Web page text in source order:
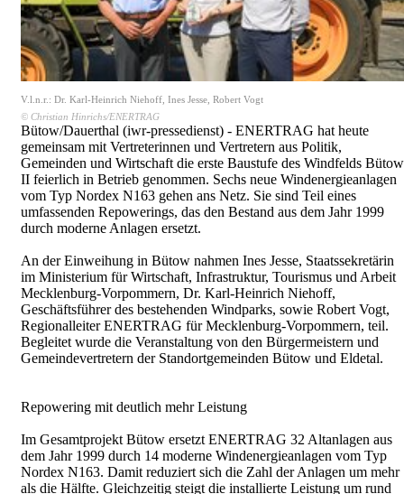
V.l.n.r.: Dr. Karl-Heinrich Niehoff, Ines Jesse, Robert Vogt
© Christian Hinrichs/ENERTRAG
Bütow/Dauerthal (iwr-pressedienst) - ENERTRAG hat heute
gemeinsam mit Vertreterinnen und Vertretern aus Politik,
Gemeinden und Wirtschaft die erste Baustufe des Windfelds Bütow
II feierlich in Betrieb genommen. Sechs neue Windenergieanlagen
vom Typ Nordex N163 gehen ans Netz. Sie sind Teil eines
umfassenden Repowerings, das den Bestand aus dem Jahr 1999
durch moderne Anlagen ersetzt.
An der Einweihung in Bütow nahmen Ines Jesse, Staatssekretärin
im Ministerium für Wirtschaft, Infrastruktur, Tourismus und Arbeit
Mecklenburg-Vorpommern, Dr. Karl-Heinrich Niehoff,
Geschäftsführer des bestehenden Windparks, sowie Robert Vogt,
Regionalleiter ENERTRAG für Mecklenburg-Vorpommern, teil.
Begleitet wurde die Veranstaltung von den Bürgermeistern und
Gemeindevertretern der Standortgemeinden Bütow und Eldetal.
Repowering mit deutlich mehr Leistung
Im Gesamtprojekt Bütow ersetzt ENERTRAG 32 Altanlagen aus
dem Jahr 1999 durch 14 moderne Windenergieanlagen vom Typ
Nordex N163. Damit reduziert sich die Zahl der Anlagen um mehr
als die Hälfte. Gleichzeitig steigt die installierte Leistung um rund